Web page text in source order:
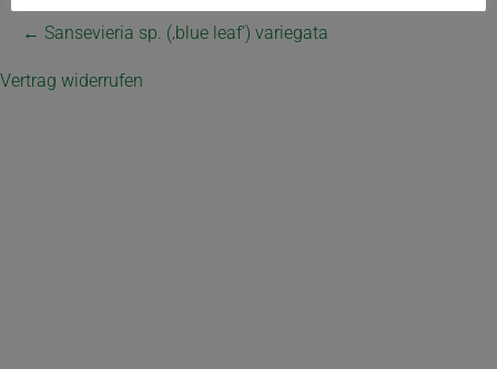
← Sansevieria sp. (‚blue leaf‘) variegata
Vertrag widerrufen